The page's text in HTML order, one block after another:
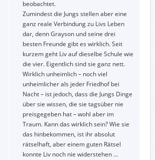
beobachtet.
Zumindest die Jungs stellen aber eine
ganz reale Verbindung zu Livs Leben
dar, denn Grayson und seine drei
besten Freunde gibt es wirklich. Seit
kurzem geht Liv auf dieselbe Schule wie
die vier. Eigentlich sind sie ganz nett.
Wirklich unheimlich – noch viel
unheimlicher als jeder Friedhof bei
Nacht – ist jedoch, dass die Jungs Dinge
über sie wissen, die sie tagsüber nie
preisgegeben hat – wohl aber im
Traum. Kann das wirklich sein? Wie sie
das hinbekommen, ist ihr absolut
rätselhaft, aber einem guten Rätsel
konnte Liv noch nie widerstehen …